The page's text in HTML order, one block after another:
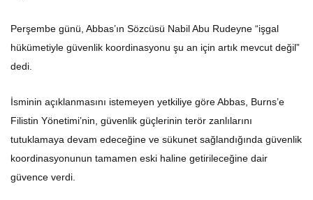
Perşembe günü, Abbas’ın Sözcüsü Nabil Abu Rudeyne “işgal
hükümetiyle güvenlik koordinasyonu şu an için artık mevcut değil”
dedi.
İsminin açıklanmasını istemeyen yetkiliye göre Abbas, Burns’e
Filistin Yönetimi’nin, güvenlik güçlerinin terör zanlılarını
tutuklamaya devam edeceğine ve sükunet sağlandığında güvenlik
koordinasyonunun tamamen eski haline getirileceğine dair
güvence verdi.